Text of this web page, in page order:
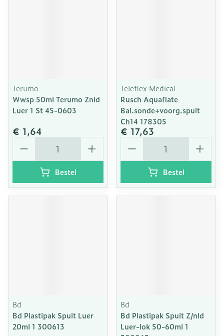
Terumo
Wwsp 50ml Terumo Znld
Luer 1 St 45-0603
€ 1,64
Aantal
Bestel
Teleflex Medical
Rusch Aquaflate
Bal.sonde+voorg.spuit
Ch14 178305
€ 17,63
Aantal
Bestel
Bd
Bd Plastipak Spuit Luer
20ml 1 300613
Bd
Bd Plastipak Spuit Z/nld
Luer-lok 50-60ml 1